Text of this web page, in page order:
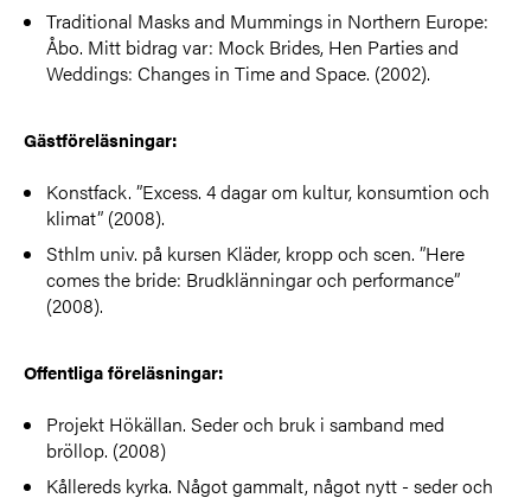
Traditional Masks and Mummings in Northern Europe:
Åbo. Mitt bidrag var: Mock Brides, Hen Parties and
Weddings: Changes in Time and Space. (2002).
Gästföreläsningar:
Konstfack. ”Excess. 4 dagar om kultur, konsumtion och
klimat” (2008).
Sthlm univ. på kursen Kläder, kropp och scen. ”Here
comes the bride: Brudklänningar och performance”
(2008).
Offentliga föreläsningar:
Projekt Hökällan. Seder och bruk i samband med
bröllop. (2008)
Kållereds kyrka. Något gammalt, något nytt - seder och